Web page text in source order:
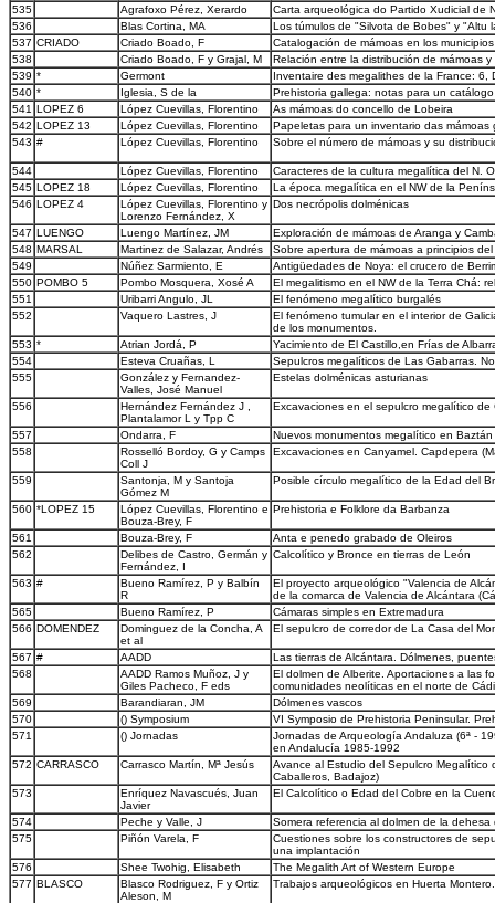
535
Agrafoxo Pérez, Xerardo
Carta arqueológica do Partido Xudicial de
536
Blas Cortina, MA
Los túmulos de "Silvota de Bobes" y "Altu
537 CRIADO Criado Boado, F
Catalogación de mámoas en los
538
Criado Boado, F y Grajal, M
Relación entre la distribución de mámoas
539 * Germont
Inventaire des megalithes de la France: 6,
540 * Iglesia, S de la
Prehistoria gallega: notas para un catálogo
541 LOPEZ 6 López Cuevillas, Florentino
As mámoas do concello de Lobeira
542 LOPEZ 13 López Cuevillas, Florentino
Papeletas para un inventario das mámoas
543 # López Cuevillas, Florentino Sobre el número de mámoas y su
544 López Cuevillas, Florentino
Caracteres de la cultura megalítica del N.
545 LOPEZ 18 López Cuevillas, Florentino
La época megalítica en el NW de la
546 LOPEZ 4
López Cuevillas, Florentino y
Lorenzo Fernández, X
Dos necrópolis dolménicas
547 LUENGO Luengo Martínez, JM
Exploración de mámoas de Aranga y
548 MARSAL Martinez de Salazar, Andrés
Sobre apertura de mámoas a principios
549
Núñez Sarmiento, E
Antigüedades de Noya: el crucero de
550 POMBO 5 Pombo Mosquera, Xosé A
El megalitismo en el NW de la Terra Chá:
551
Uribarri Angulo, JL
El fenómeno megalítico burgalés
552
Vaquero Lastres, J
El fenómeno tumular en el interior de
de los monumentos.
553 * Atrian Jordá, P
Yacimiento de El Castillo,en Frías de
554
Esteva Cruañas, L
Sepulcros megalíticos de Las Gabarras.
555
González y Fernandez-
Valles, José Manuel
Estelas dolménicas asturianas
556
Hernández Fernández J ,
Plantalamor L y Tpp C
Excavaciones en el sepulcro megalítico de
557 Ondarra, F
Nuevos monumentos megalítico en
558
Rosselló Bordoy, G y Camps
Coll J
Excavaciones en Canyamel. Capdepera
559
Santonja, M y Santoja
Gómez M
Posible círculo megalítico de la Edad del
560 *LOPEZ 15
López Cuevillas, Florentino e
Bouza-Brey, F
Prehistoria e Folklore da Barbanza
561 Bouza-Brey, F
Anta e penedo grabado de Oleiros
562
Delibes de Castro, Germán y
Fernández, I
Calcolítico y Bronce en tierras de León
563 #
Bueno Ramírez, P y Balbín
R
El proyecto arqueológico "Valencia de
de la comarca de Valencia de Alcántara
565
Bueno Ramírez, P
Cámaras simples en Extremadura
566 DOMENDEZ
Dominguez de la Concha, A
et al
El sepulcro de corredor de La Casa del
567 # AADD
Las tierras de Alcántara. Dólmenes,
568
AADD Ramos Muñoz, J y
Giles Pacheco, F eds
El dolmen de Alberite. Aportaciones a las
comunidades neolíticas en el norte de
569
Barandiaran, JM
Dólmenes vascos
570
() Symposium
VI Symposio de Prehistoria Peninsular.
571
() Jornadas
Jornadas de Arqueología Andaluza (6ª -
en Andalucía 1985-1992
572 CARRASCO Carrasco Martín, Mª Jesús
Avance al Estudio del Sepulcro Megalítico
Caballeros, Badajoz)
573
Enríquez Navascués, Juan
Javier
El Calcolítico o Edad del Cobre en la
574 Peche y Valle, J
Somera referencia al dolmen de la
575
Piñón Varela, F
Cuestiones sobre los constructores de
una implantación
576
Shee Twohig, Elisabeth
The Megalith Art of Western Europe
577 BLASCO
Blasco Rodriguez, F y Ortiz
Aleson, M
Trabajos arqueológicos en Huerta